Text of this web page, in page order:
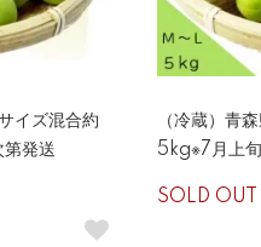
イズ混合約
発送
（冷蔵）青
5kg※7月上
SOLD OUT